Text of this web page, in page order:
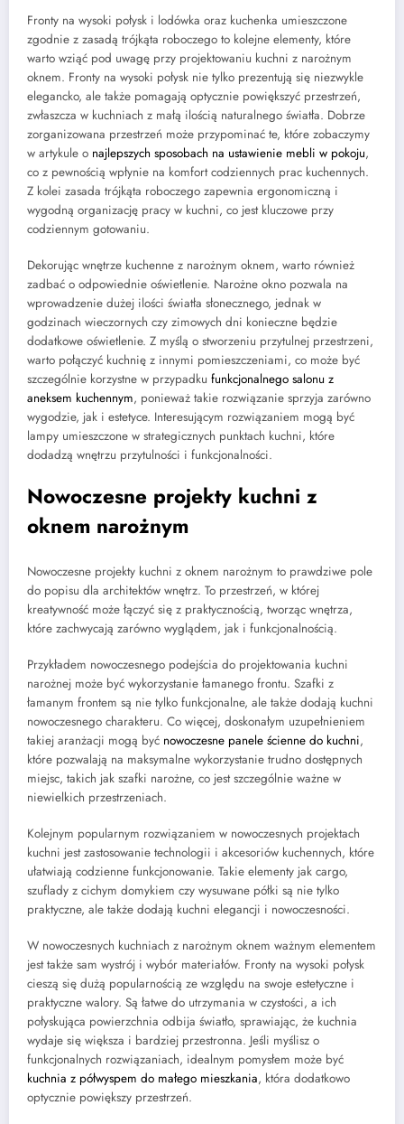
Fronty na wysoki połysk i lodówka oraz kuchenka umieszczone
zgodnie z zasadą trójkąta roboczego to kolejne elementy, które
warto wziąć pod uwagę przy projektowaniu kuchni z narożnym
oknem. Fronty na wysoki połysk nie tylko prezentują się niezwykle
elegancko, ale także pomagają optycznie powiększyć przestrzeń,
zwłaszcza w kuchniach z małą ilością naturalnego światła. Dobrze
zorganizowana przestrzeń może przypominać te, które zobaczymy
w artykule o najlepszych sposobach na ustawienie mebli w pokoju,
co z pewnością wpłynie na komfort codziennych prac kuchennych.
Z kolei zasada trójkąta roboczego zapewnia ergonomiczną i
wygodną organizację pracy w kuchni, co jest kluczowe przy
codziennym gotowaniu.
Dekorując wnętrze kuchenne z narożnym oknem, warto również
zadbać o odpowiednie oświetlenie. Narożne okno pozwala na
wprowadzenie dużej ilości światła słonecznego, jednak w
godzinach wieczornych czy zimowych dni konieczne będzie
dodatkowe oświetlenie. Z myślą o stworzeniu przytulnej przestrzeni,
warto połączyć kuchnię z innymi pomieszczeniami, co może być
szczególnie korzystne w przypadku funkcjonalnego salonu z
aneksem kuchennym, ponieważ takie rozwiązanie sprzyja zarówno
wygodzie, jak i estetyce. Interesującym rozwiązaniem mogą być
lampy umieszczone w strategicznych punktach kuchni, które
dodadzą wnętrzu przytulności i funkcjonalności.
Nowoczesne projekty kuchni z
oknem narożnym
Nowoczesne projekty kuchni z oknem narożnym to prawdziwe pole
do popisu dla architektów wnętrz. To przestrzeń, w której
kreatywność może łączyć się z praktycznością, tworząc wnętrza,
które zachwycają zarówno wyglądem, jak i funkcjonalnością.
Przykładem nowoczesnego podejścia do projektowania kuchni
narożnej może być wykorzystanie łamanego frontu. Szafki z
łamanym frontem są nie tylko funkcjonalne, ale także dodają kuchni
nowoczesnego charakteru. Co więcej, doskonałym uzupełnieniem
takiej aranżacji mogą być nowoczesne panele ścienne do kuchni,
które pozwalają na maksymalne wykorzystanie trudno dostępnych
miejsc, takich jak szafki narożne, co jest szczególnie ważne w
niewielkich przestrzeniach.
Kolejnym popularnym rozwiązaniem w nowoczesnych projektach
kuchni jest zastosowanie technologii i akcesoriów kuchennych, które
ułatwiają codzienne funkcjonowanie. Takie elementy jak cargo,
szuflady z cichym domykiem czy wysuwane półki są nie tylko
praktyczne, ale także dodają kuchni elegancji i nowoczesności.
W nowoczesnych kuchniach z narożnym oknem ważnym elementem
jest także sam wystrój i wybór materiałów. Fronty na wysoki połysk
cieszą się dużą popularnością ze względu na swoje estetyczne i
praktyczne walory. Są łatwe do utrzymania w czystości, a ich
połyskująca powierzchnia odbija światło, sprawiając, że kuchnia
wydaje się większa i bardziej przestronna. Jeśli myślisz o
funkcjonalnych rozwiązaniach, idealnym pomysłem może być
kuchnia z półwyspem do małego mieszkania, która dodatkowo
optycznie powiększy przestrzeń.